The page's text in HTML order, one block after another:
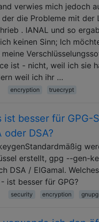
verwies mich jedoch
der die Probleme mit der
. IANAL und so
keinen Sinn; Ich
meine
ist - nicht, weil ich sie
weil ich ihr …
encryption truecrypt
ist besser für GPG-
oder DSA?
erstellt, gpg --gen-
DSA / ElGamal.
ist besser für GPG?
security encryption gnupg